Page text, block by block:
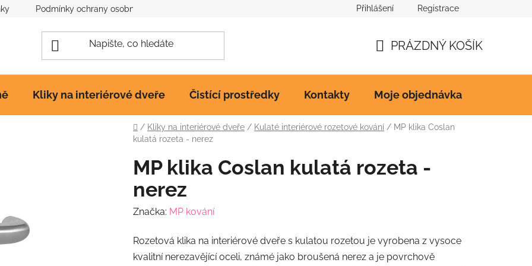
Podmínky ochrany osobních údajů Přihlášení Registrace
KOŠÍK
PRÁZDNÝ KOŠÍK
Kliky na interiérové dveře Čistící prostředky Kontakty Moje objednávka
Domů
/ Kliky na interiérové dveře / Kulaté interiérové rozetové kování / MP klika Coslan
kulatá rozeta - nerez
MP klika Coslan kulatá rozeta -
nerez
Značka: MP kování
Rozetová klika na interiérové ​​dveře s kulatou rozetou je vyrobena z vysoce
kvalitní nerezavějící oceli, známé jako broušená nerez a je povrchově